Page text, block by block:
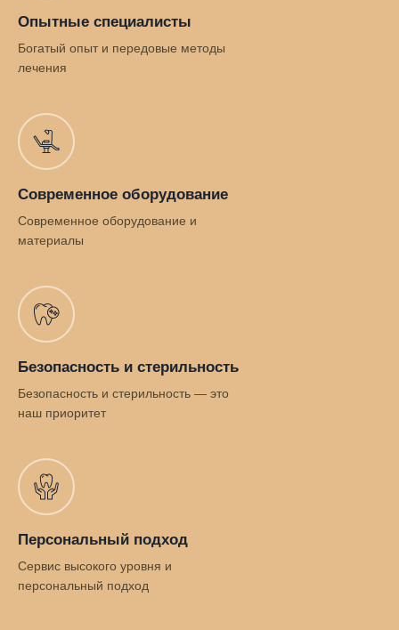
Опытные специалисты
Богатый опыт и передовые методы
лечения
Современное оборудование
Современное оборудование и
материалы
Безопасность и стерильность
Безопасность и стерильность — это
наш приоритет
Персональный подход
Сервис высокого уровня и
персональный подход